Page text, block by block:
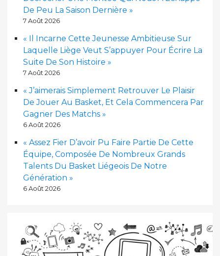
De Peu La Saison Dernière »
7 Août 2026
« Il Incarne Cette Jeunesse Ambitieuse Sur
Laquelle Liège Veut S’appuyer Pour Écrire La
Suite De Son Histoire »
7 Août 2026
« J’aimerais Simplement Retrouver Le Plaisir
De Jouer Au Basket, Et Cela Commencera Par
Gagner Des Matchs »
6 Août 2026
« Assez Fier D’avoir Pu Faire Partie De Cette
Équipe, Composée De Nombreux Grands
Talents Du Basket Liégeois De Notre
Génération »
6 Août 2026